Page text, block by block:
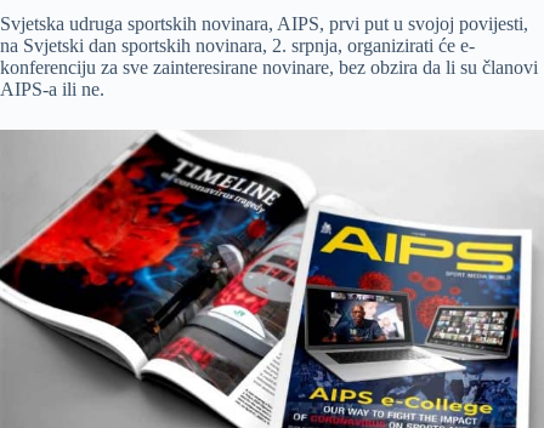
Svjetska udruga sportskih novinara, AIPS, prvi put u svojoj povijesti,
na Svjetski dan sportskih novinara, 2. srpnja, organizirati će e-
konferenciju za sve zainteresirane novinare, bez obzira da li su članovi
AIPS-a ili ne.